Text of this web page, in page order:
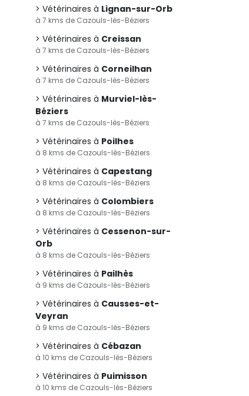
Vétérinaires à Lignan-sur-Orb
à 7 kms de Cazouls-lès-Béziers
Vétérinaires à Creissan
à 7 kms de Cazouls-lès-Béziers
Vétérinaires à Corneilhan
à 7 kms de Cazouls-lès-Béziers
Vétérinaires à Murviel-lès-
Béziers
à 7 kms de Cazouls-lès-Béziers
Vétérinaires à Poilhes
à 8 kms de Cazouls-lès-Béziers
Vétérinaires à Capestang
à 8 kms de Cazouls-lès-Béziers
Vétérinaires à Colombiers
à 8 kms de Cazouls-lès-Béziers
Vétérinaires à Cessenon-sur-
Orb
à 8 kms de Cazouls-lès-Béziers
Vétérinaires à Pailhès
à 9 kms de Cazouls-lès-Béziers
Vétérinaires à Causses-et-
Veyran
à 9 kms de Cazouls-lès-Béziers
Vétérinaires à Cébazan
à 10 kms de Cazouls-lès-Béziers
Vétérinaires à Puimisson
à 10 kms de Cazouls-lès-Béziers